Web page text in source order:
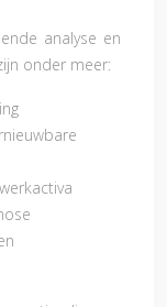
analyse en
onder meer: